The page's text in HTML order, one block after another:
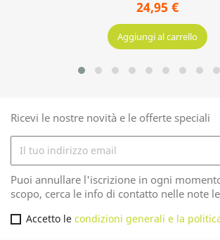
23,95 €
Aggiungi al carrello
Ricevi le nostre novità e le offerte speciali
Puoi annullare l'iscrizione in ogni
scopo, cerca le info di contatto nelle note
Accetto le condizioni generali e la